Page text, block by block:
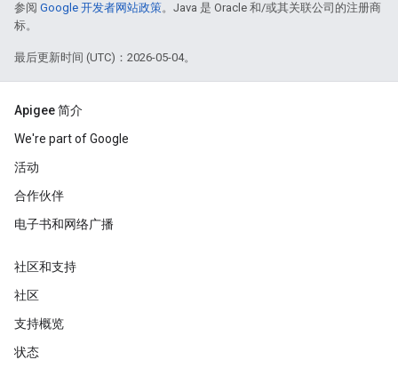
参阅 Google 开发者网站政策。Java 是 Oracle 和/或其关联公司的注册商
标。
最后更新时间 (UTC)：2026-05-04。
Apigee 简介
We're part of Google
活动
合作伙伴
电子书和网络广播
社区和支持
社区
支持概览
状态